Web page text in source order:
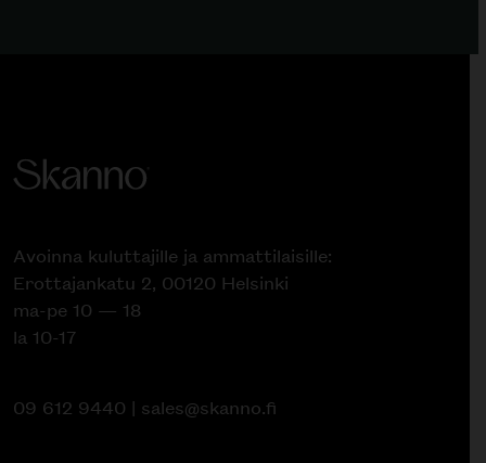
Avoinna kuluttajille ja ammattilaisille:
Erottajankatu 2, 00120 Helsinki
ma-pe 10 — 18
la 10-17
09 612 9440 | sales@skanno.fi